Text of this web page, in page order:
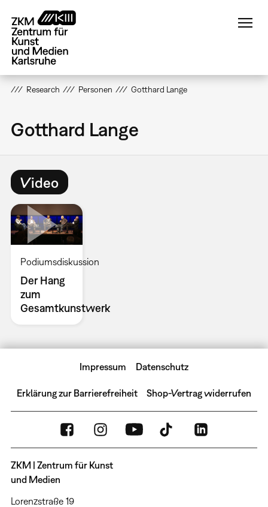
zum
Inhalt
Research Personen Gotthard Lange
Gotthard Lange
Video
Podiumsdiskussion
Der Hang
zum
Gesamtkunstwerk
Impressum Datenschutz
Erklärung zur Barrierefreiheit Shop-Vertrag widerrufen
ZKM | Zentrum für Kunst
und Medien
Lorenzstraße 19